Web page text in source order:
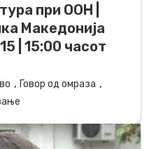
при ООН |
Македонија
| 15:00 часот
, Говор од омраза ,